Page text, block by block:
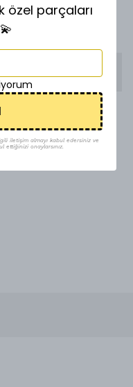
kargo
özel parçaları
iletişim almayı kabul edersiniz ve
ettiğinizi onaylarsınız.